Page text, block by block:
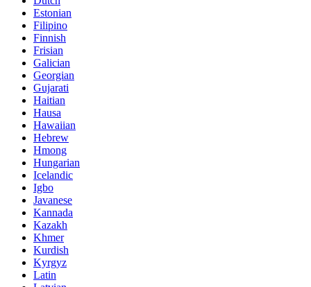
Estonian
Filipino
Finnish
Frisian
Galician
Georgian
Gujarati
Haitian
Hausa
Hawaiian
Hebrew
Hmong
Hungarian
Icelandic
Igbo
Javanese
Kannada
Kazakh
Khmer
Kurdish
Kyrgyz
Latin